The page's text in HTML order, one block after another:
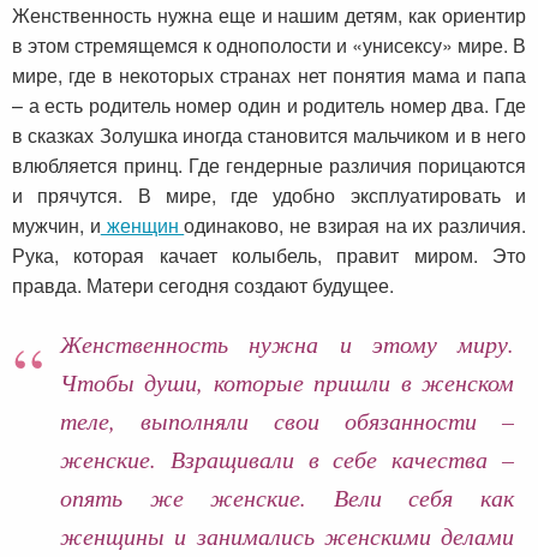
Женственность нужна еще и нашим детям, как ориентир
в этом стремящемся к однополости и «унисексу» мире. В
мире, где в некоторых странах нет понятия мама и папа
– а есть родитель номер один и родитель номер два. Где
в сказках Золушка иногда становится мальчиком и в него
влюбляется принц. Где гендерные различия порицаются
и прячутся. В мире, где удобно эксплуатировать и
мужчин, и женщинодинаково, не взирая на их различия.
Рука, которая качает колыбель, правит миром. Это
правда. Матери сегодня создают будущее.
Женственность нужна и этому миру.
Чтобы души, которые пришли в женском
теле, выполняли свои обязанности –
женские. Взращивали в себе качества –
опять же женские. Вели себя как
женщины и занимались женскими делами